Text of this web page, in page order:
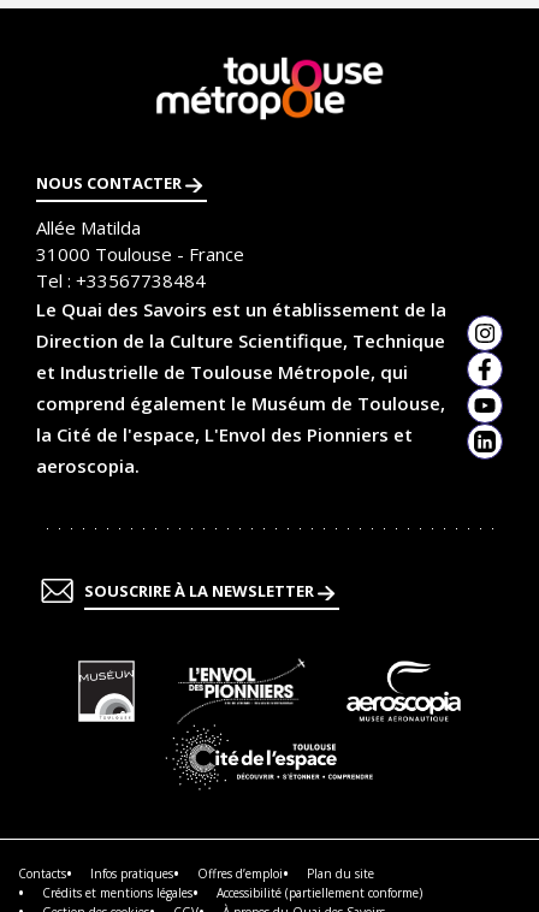
En
savoir
plus
NOUS CONTACTER
Allée Matilda
31000 Toulouse - France
Tel : +33567738484
Le Quai des Savoirs est un établissement de la
Direction de la Culture Scientifique, Technique
et Industrielle de Toulouse Métropole, qui
comprend également le Muséum de Toulouse,
la Cité de l'espace, L'Envol des Pionniers et
aeroscopia.
SOUSCRIRE À LA NEWSLETTER
En
savoir
plus
Contacts Infos pratiques Offres d’emploi
Plan du site
Crédits et mentions légales
Accessibilité (partiellement conforme)